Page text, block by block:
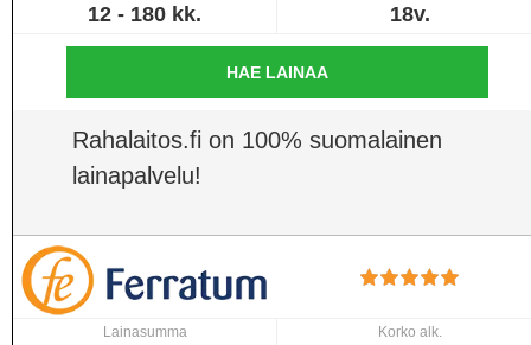
12 - 180 kk. 18v.
HAE LAINAA
Rahalaitos.fi on 100% suomalainen
lainapalvelu!
Lainasumma Korko alk.